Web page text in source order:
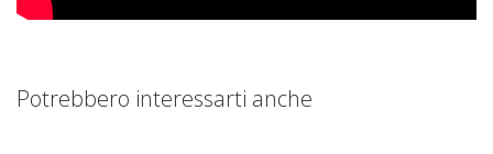
Potrebbero interessarti anche